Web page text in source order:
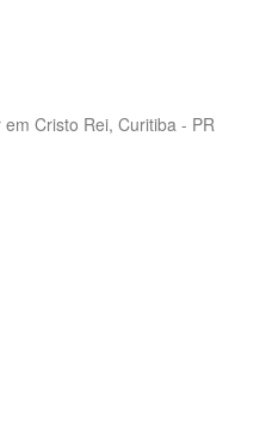
Cristo Rei, Curitiba - PR